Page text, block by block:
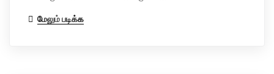
மேலும் படிக்க